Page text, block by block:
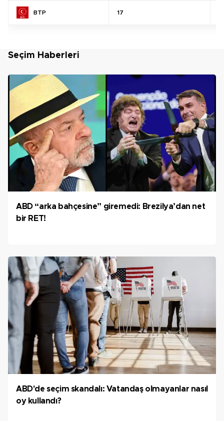
BTP 17
Seçim Haberleri
ABD “arka bahçesine” giremedi: Brezilya’dan net
bir RET!
ABD'de seçim skandalı: Vatandaş olmayanlar nasıl
oy kullandı?